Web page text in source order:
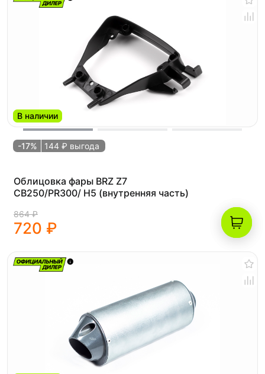
В наличии
-17% 144 ₽ выгода
Облицовка фары BRZ Z7
CB250/PR300/ H5 (внутренняя часть)
864 ₽
720 ₽